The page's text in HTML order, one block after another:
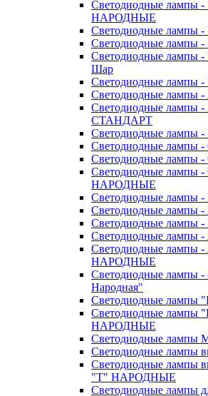
Светодиодные лампы
НАРОДНЫЕ
Светодиодные
Светодиодные лампы
Светодиодные лампы
Шар
Светодиодные лампы
Светодиодные лампы -
Светодиодные лампы -
СТАНДАРТ
Светодиодные лампы -
Светодиодные лампы -
Светодиодные лампы
Светодиодные лампы
НАРОДНЫЕ
Светодиодные лампы -
Светодиодные лампы -
Светодиодные
Светодиодные лампы
Светодиодные лампы
НАРОДНЫЕ
Светодиодные лампы -
Народная"
Светодиодные лампы
Светодиодные лампы
НАРОДНЫЕ
Светодиодные
Светодиодные лампы
Светодиодные лампы
"Т" НАРОДНЫЕ
Светодиодные лампы